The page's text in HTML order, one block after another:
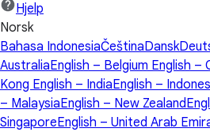
Hjelp
Norsk
Bahasa IndonesiaČeštinaDansk
AustraliaEnglish – Belgium English –
Kong English – IndiaEnglish –
– MalaysiaEnglish – New Zealand
SingaporeEnglish – United Arab